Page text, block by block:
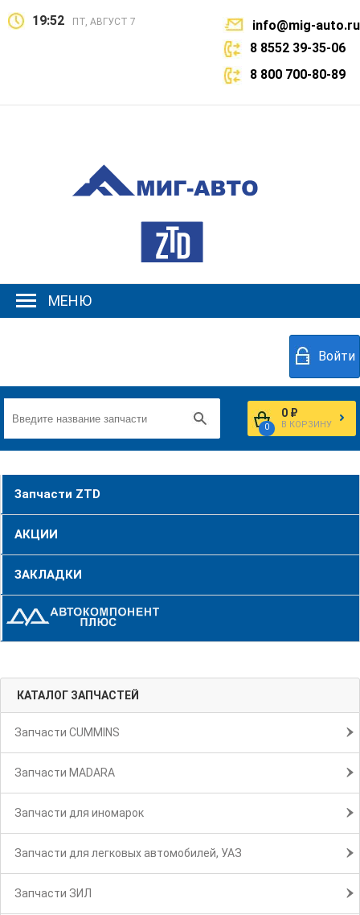
19:52 ПТ, АВГУСТ 7
info@mig-auto.ru
8 8552 39-35-06
8 800 700-80-89
МЕНЮ
Войти
0
0 ₽
В КОРЗИНУ
Запчасти ZTD
АКЦИИ
ЗАКЛАДКИ
КАТАЛОГ ЗАПЧАСТЕЙ
Запчасти CUMMINS
Запчасти MADARA
Запчасти для иномарок
Запчасти для легковых автомобилей, УАЗ
Запчасти ЗИЛ